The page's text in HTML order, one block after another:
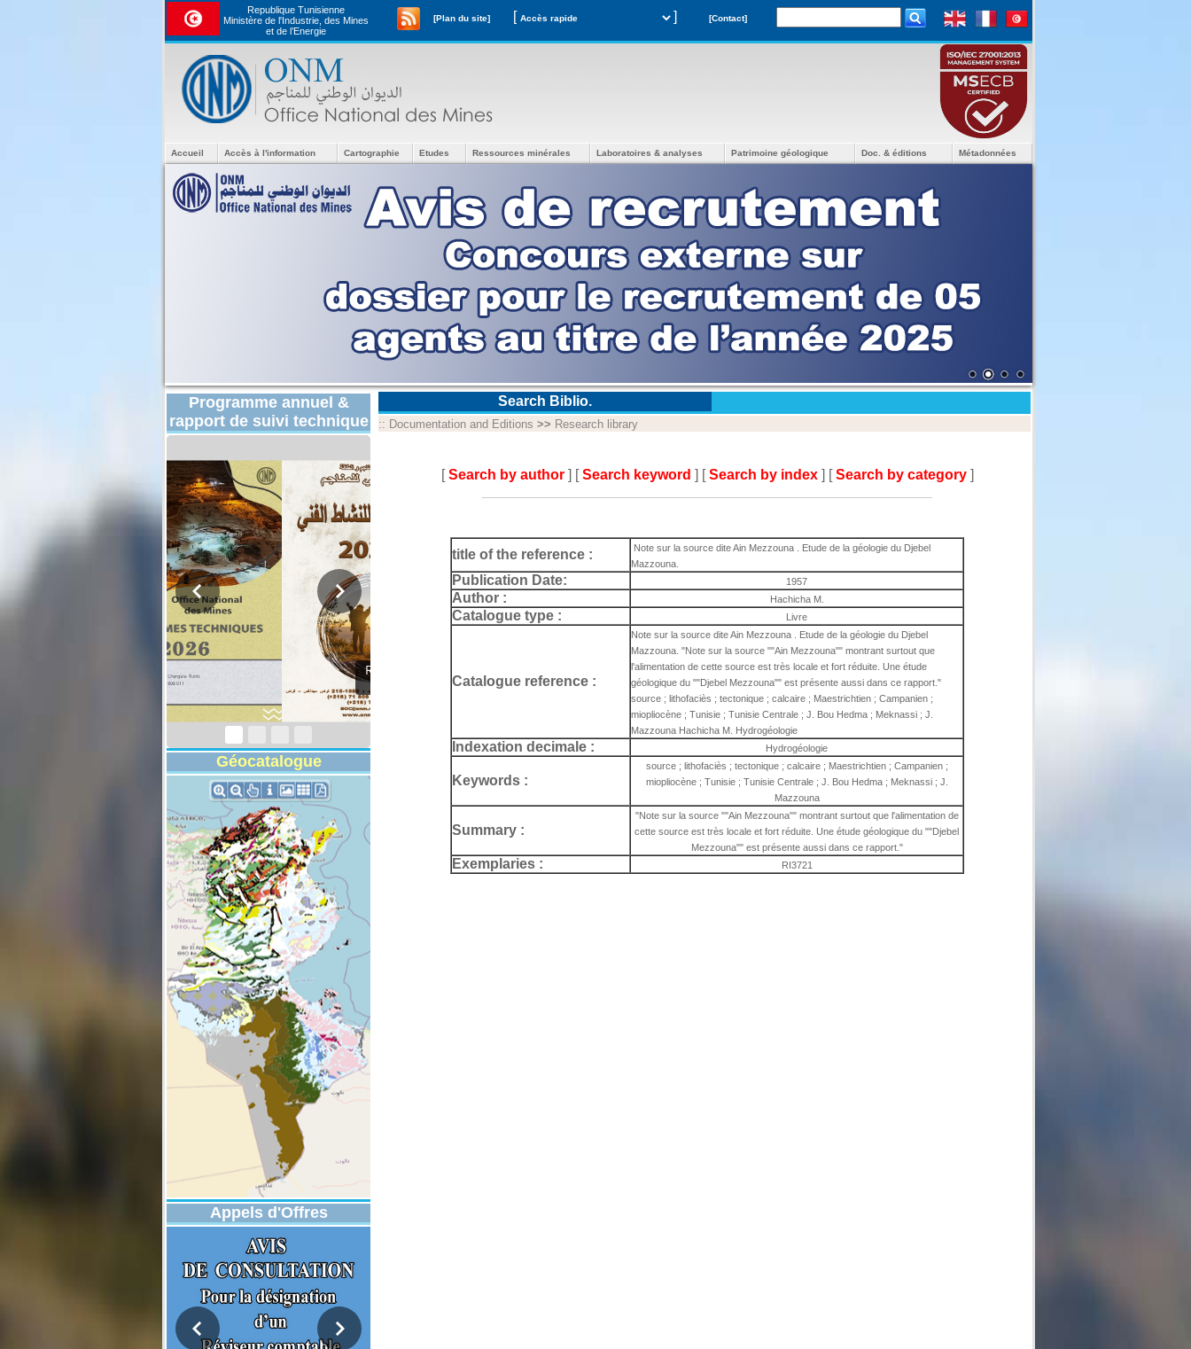
Republique Tunisienne
Ministère de l'Industrie, des Mines
et de l’Energie
[Plan du site] [ ] [Contact]
Accueil Accès à l'information Cartographie Etudes Ressources minérales Laboratoires & analyses Patrimoine géologique Doc. & éditions Métadonnées
Programme annuel &
rapport de suivi technique
Programmes
Techniques 2026
Géocatalogue
Appels d'Offres
Search Biblio.
:: Documentation and Editions >> Research library
[Search by author ] [Search keyword ] [Search by index ] [Search by category ]
title of the reference :
Note sur la source dite Ain Mezzouna . Etude de la géologie du Djebel
Mazzouna.
Publication Date: 1957
Author : Hachicha M.
Catalogue type : Livre
Catalogue reference :
Note sur la source dite Ain Mezzouna . Etude de la géologie du Djebel
Mazzouna. "Note sur la source ""Ain Mezzouna"" montrant surtout que
l'alimentation de cette source est très locale et fort réduite. Une étude
géologique du ""Djebel Mezzouna"" est présente aussi dans ce rapport."
source ; lithofaciès ; tectonique ; calcaire ; Maestrichtien ; Campanien ;
miopliocène ; Tunisie ; Tunisie Centrale ; J. Bou Hedma ; Meknassi ; J.
Mazzouna Hachicha M. Hydrogéologie
Indexation decimale : Hydrogéologie
Keywords :
source ; lithofaciès ; tectonique ; calcaire ; Maestrichtien ; Campanien ;
miopliocène ; Tunisie ; Tunisie Centrale ; J. Bou Hedma ; Meknassi ; J.
Mazzouna
Summary :
"Note sur la source ""Ain Mezzouna"" montrant surtout que l'alimentation de
cette source est très locale et fort réduite. Une étude géologique du ""Djebel
Mezzouna"" est présente aussi dans ce rapport."
Exemplaries : RI3721